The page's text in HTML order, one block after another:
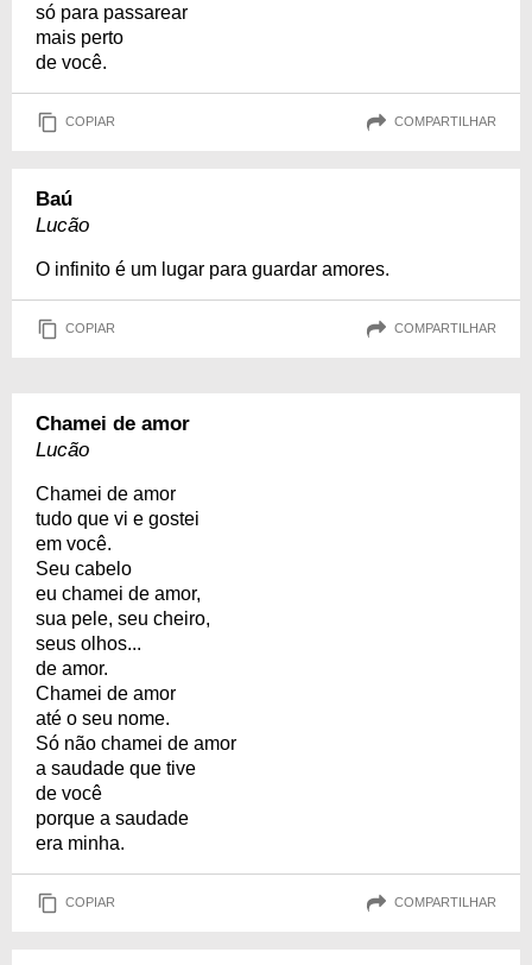
só para passarear
mais perto
de você.
COPIAR COMPARTILHAR
Baú
Lucão
O infinito é um lugar para guardar amores.
COPIAR COMPARTILHAR
Chamei de amor
Lucão
Chamei de amor
tudo que vi e gostei
em você.
Seu cabelo
eu chamei de amor,
sua pele, seu cheiro,
seus olhos...
de amor.
Chamei de amor
até o seu nome.
Só não chamei de amor
a saudade que tive
de você
porque a saudade
era minha.
COPIAR COMPARTILHAR